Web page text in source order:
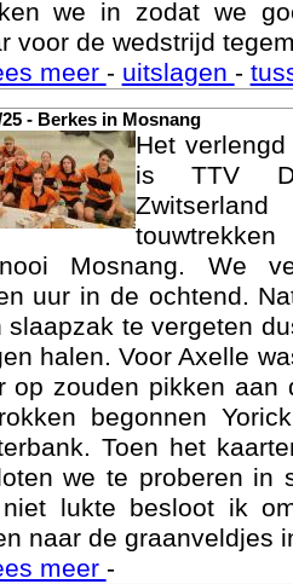
we in zodat we
voor de wedstrijd
meer - uitslagen -
25 - Berkes in Mosnang
Het
is TTV
Mosnang. We
uur in de ochtend.
slaapzak te vergeten
halen. Voor Axelle
op zouden pikken aan
begonnen
Toen het
we te proberen in
lukte besloot ik
naar de graanveldjes
meer -